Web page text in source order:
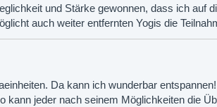
und Stärke gewonnen, dass ich auf
auch weiter entfernten Yogis die
Da kann ich wunderbar
kann jeder nach seinem Möglichkeiten die